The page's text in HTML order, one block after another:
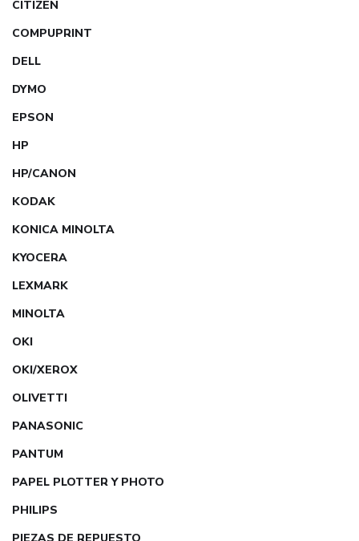
CITIZEN
COMPUPRINT
DELL
DYMO
EPSON
HP
HP/CANON
KODAK
KONICA MINOLTA
KYOCERA
LEXMARK
MINOLTA
OKI
OKI/XEROX
OLIVETTI
PANASONIC
PANTUM
PAPEL PLOTTER Y PHOTO
PHILIPS
PIEZAS DE REPUESTO